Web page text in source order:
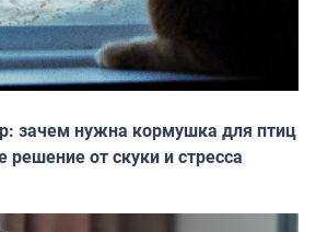
зачем нужна кормушка для птиц
решение от скуки и стресса